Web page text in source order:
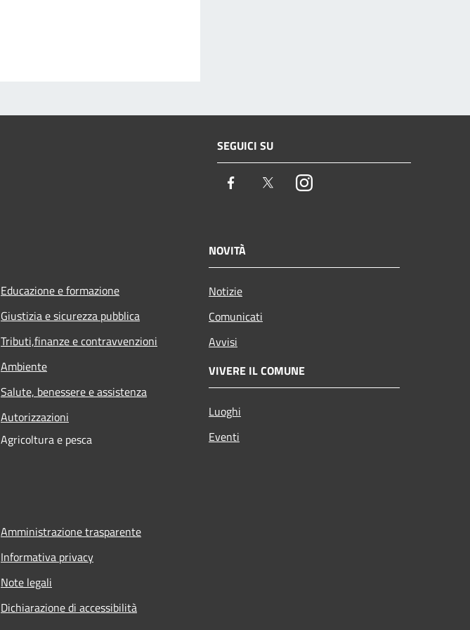
SEGUICI SU
Facebook TwitterInstagram
Educazione e formazione
Giustizia e sicurezza pubblica
Tributi,finanze e contravvenzioni
Ambiente
Salute, benessere e assistenza
Autorizzazioni
Agricoltura e pesca
NOVITÀ
Notizie
Comunicati
Avvisi
VIVERE IL COMUNE
Luoghi
Eventi
Amministrazione trasparente
Informativa privacy
Note legali
Dichiarazione di accessibilità